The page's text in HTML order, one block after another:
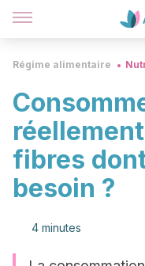
Régime alimentaire
fibres
besoin ?
4 minutes